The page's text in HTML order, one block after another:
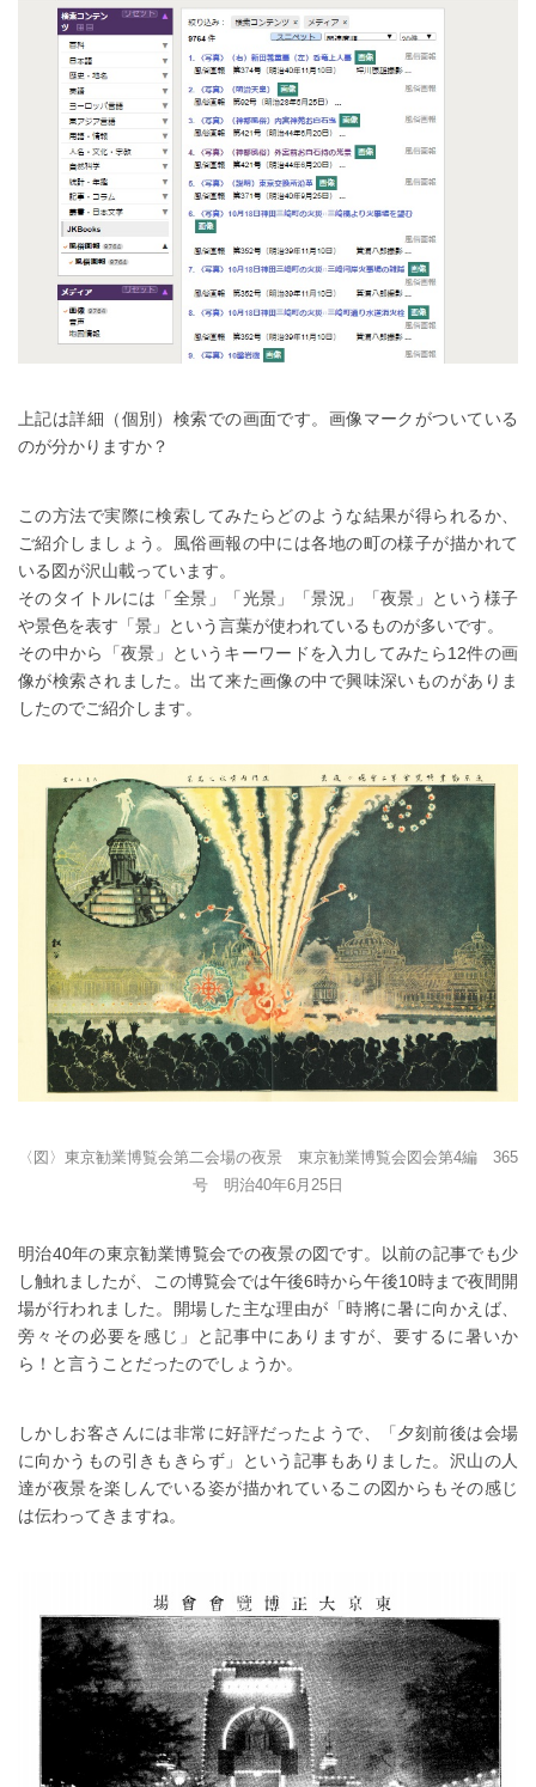
上記は詳細（個別）検索での画面です。画像マークがついている
のが分かりますか？
この方法で実際に検索してみたらどのような結果が得られるか、
ご紹介しましょう。風俗画報の中には各地の町の様子が描かれて
いる図が沢山載っています。
そのタイトルには「全景」「光景」「景況」「夜景」という様子
や景色を表す「景」という言葉が使われているものが多いです。
その中から「夜景」というキーワードを入力してみたら12件の画
像が検索されました。出て来た画像の中で興味深いものがありま
したのでご紹介します。
〈図〉東京勧業博覧会第二会場の夜景 東京勧業博覧会図会第4編 365
号 明治40年6月25日
明治40年の東京勧業博覧会での夜景の図です。以前の記事でも少
し触れましたが、この博覧会では午後6時から午後10時まで夜間開
場が行われました。開場した主な理由が「時將に暑に向かえば、
旁々その必要を感じ」と記事中にありますが、要するに暑いか
ら！と言うことだったのでしょうか。
しかしお客さんには非常に好評だったようで、「夕刻前後は会場
に向かうもの引きもきらず」という記事もありました。沢山の人
達が夜景を楽しんでいる姿が描かれているこの図からもその感じ
は伝わってきますね。